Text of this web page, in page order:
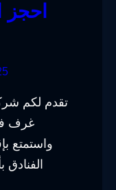
احجز
تقدم لكم
غرف
واستمتع